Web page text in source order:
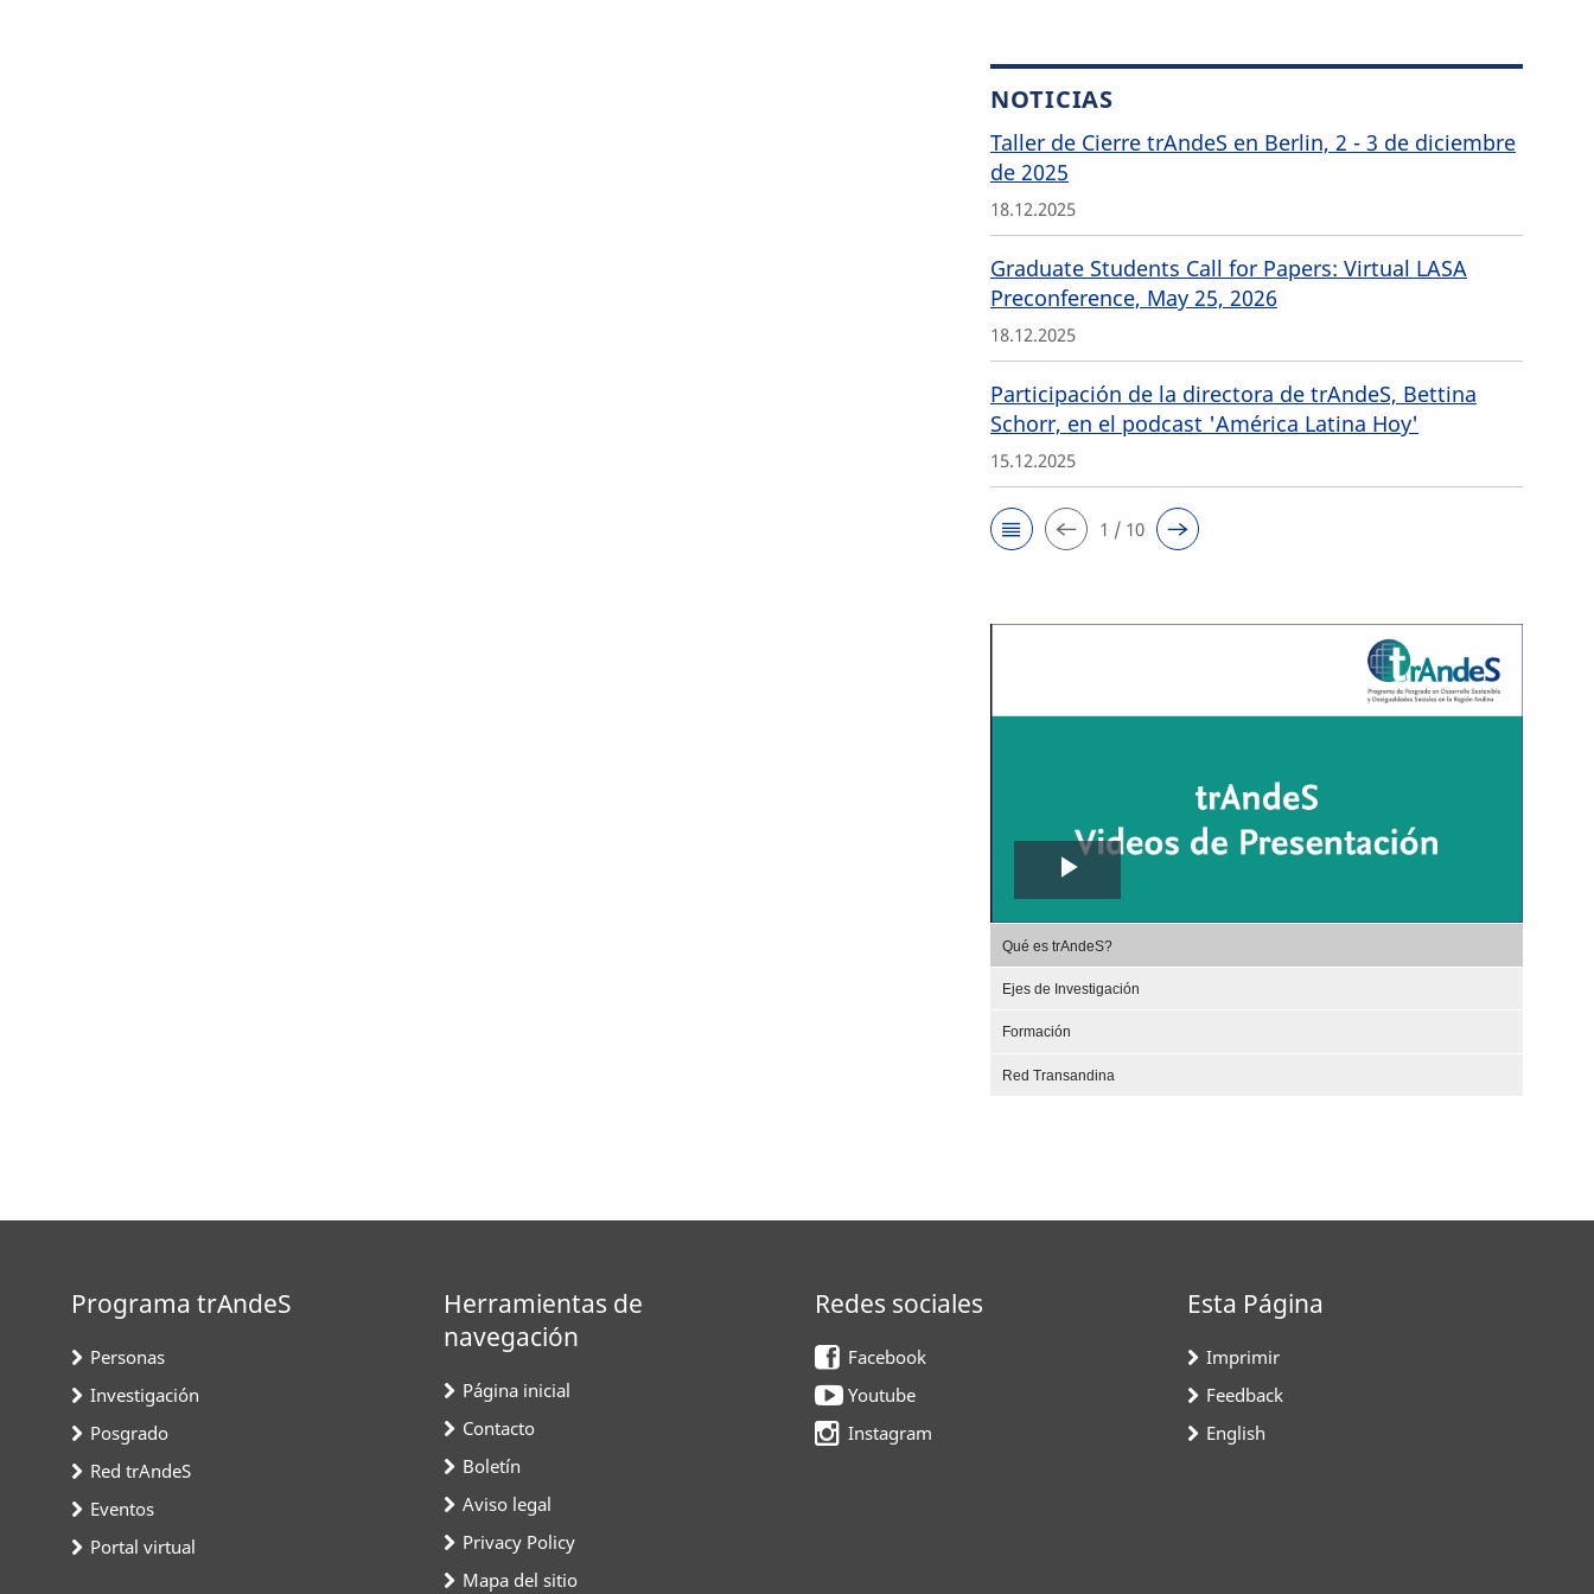
NOTICIAS
Taller de Cierre trAndeS en Berlin, 2 - 3 de diciembre
de 2025
18.12.2025
Graduate Students Call for Papers: Virtual LASA
Preconference, May 25, 2026
18.12.2025
Participación de la directora de trAndeS, Bettina
Schorr, en el podcast 'América Latina Hoy'
15.12.2025
1 / 10
Play
Video
Qué es trAndeS?
Ejes de Investigación
Formación
Red Transandina
Programa trAndeS
Personas
Investigación
Posgrado
Red trAndeS
Eventos
Portal virtual
Herramientas de
navegación
Página inicial
Contacto
Boletín
Aviso legal
Privacy Policy
Mapa del sitio
Redes sociales
Facebook
Youtube
Instagram
Esta Página
Imprimir
Feedback
English